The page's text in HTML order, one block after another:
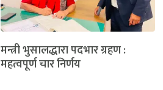
मन्त्री भुसालद्धारा पदभार ग्रहण :
महत्वपूर्ण चार निर्णय